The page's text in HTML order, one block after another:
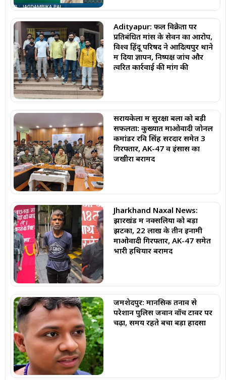
Adityapur: फल विक्रेता पर
प्रतिबंधित मांस के सेवन का आरोप,
विश्व हिंदू परिषद ने आदित्यपुर थाने
में दिया ज्ञापन, निष्पक्ष जांच और
त्वरित कार्रवाई की मांग की
सरायकेला में सुरक्षा बलों को बड़ी
सफलता: कुख्यात माओवादी जोनल
कमांडर रवि सिंह सरदार समेत 3
गिरफ्तार, AK-47 व इंसास का
जखीरा बरामद
Jharkhand Naxal News:
झारखंड में नक्सलियों को बड़ा
झटका, 22 लाख के तीन इनामी
माओवादी गिरफ्तार, AK-47 समेत
भारी हथियार बरामद
जमशेदपुर: मानसिक तनाव से
परेशान पुलिस जवान वॉच टावर पर
चढ़ा, समय रहते बचा बड़ा हादसा